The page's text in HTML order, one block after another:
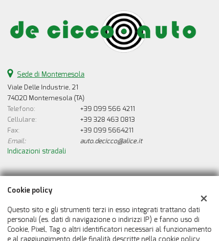
Sede di Montemesola
Viale Delle Industrie, 21
74020 Montemesola (TA)
Telefono:
+39 099 566 4211
Cellulare:
+39 328 463 0813
Fax:
+39 099 5664211
Email:
auto.decicco@alice.it
Indicazioni stradali
Dati fiscali:
De Cicco Auto
Viale Delle Industrie, 21, Montemesola (TA)
C.F/P.IVA:00388550733
Registro delle imprese:TA
Cookie policy
Questo sito e gli strumenti terzi in esso integrati trattano dati
personali (es. dati di navigazione o indirizzi IP) e fanno uso di
Cookie, Pixel, Tag o altri identificatori necessari al funzionamento